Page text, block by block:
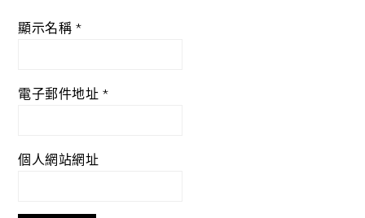
顯示名稱 *
電子郵件地址 *
個人網站網址